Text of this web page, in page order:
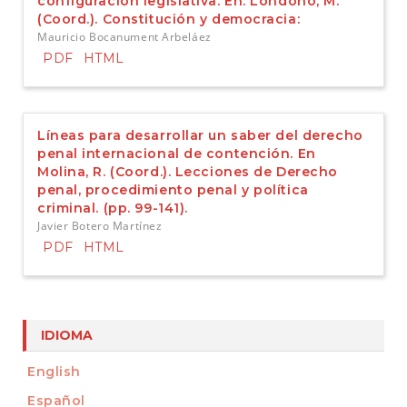
(Coord.). Constitución y democracia:
Mauricio Bocanument Arbeláez
PDF HTML
Líneas para desarrollar un saber del derecho
penal internacional de contención. En
Molina, R. (Coord.). Lecciones de Derecho
penal, procedimiento penal y política
criminal. (pp. 99-141).
Javier Botero Martínez
PDF HTML
IDIOMA
English
Español